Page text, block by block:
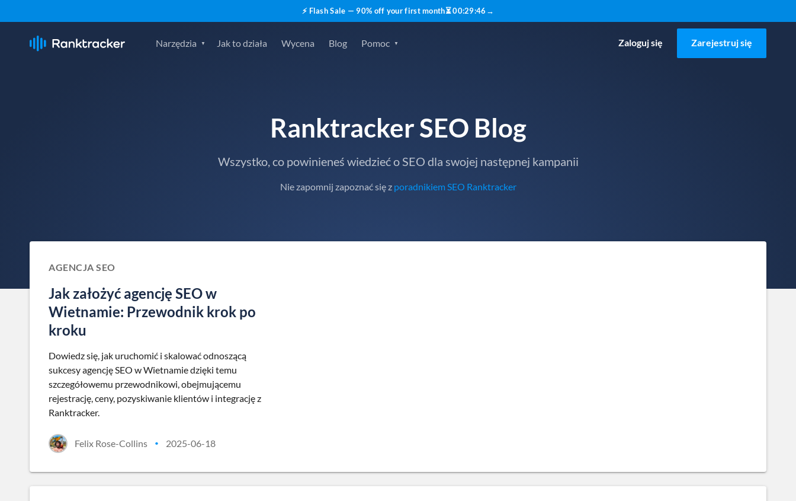
⚡ Flash Sale — 90% off your first month⏳00:29:45 →
Narzędzia Jak to działa Wycena Blog Pomoc Zaloguj się Zarejestruj się
Ranktracker SEO Blog
Wszystko, co powinieneś wiedzieć o SEO dla swojej następnej kampanii
Nie zapomnij zapoznać się z poradnikiem SEO Ranktracker
AGENCJA SEO
Jak założyć agencję SEO w
Wietnamie: Przewodnik krok po
kroku
Dowiedz się, jak uruchomić i skalować odnoszącą
sukcesy agencję SEO w Wietnamie dzięki temu
szczegółowemu przewodnikowi, obejmującemu
rejestrację, ceny, pozyskiwanie klientów i integrację z
Ranktracker.
Felix Rose-Collins • 2025-06-18